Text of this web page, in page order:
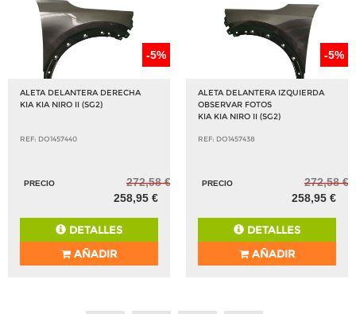
-5%
ALETA DELANTERA DERECHA
KIA KIA NIRO II (SG2)
REF: DO1457440
PRECIO
272,58 €
258,95 €
DETALLES
AÑADIR
-5%
ALETA DELANTERA IZQUIERDA
OBSERVAR FOTOS
KIA KIA NIRO II (SG2)
REF: DO1457438
PRECIO
272,58 €
258,95 €
DETALLES
AÑADIR